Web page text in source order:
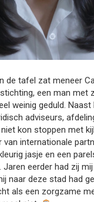
de tafel zat meneer
een man met
weinig geduld.
adviseurs,
kon stoppen met
van internationale
jasje en een
Jaren eerder had zij
naar deze stad had
als een zorgzame